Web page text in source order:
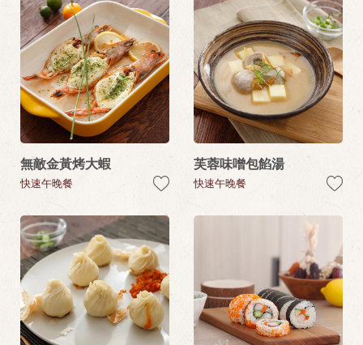
無敵金黃烤大蝦
快速午晚餐
芙蓉味噌包餡湯
快速午晚餐